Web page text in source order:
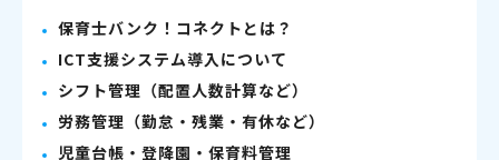
保育士バンク！コネクトとは？
ICT支援システム導入について
シフト管理（配置人数計算など）
労務管理（勤怠・残業・有休など）
児童台帳・登降園・保育料管理